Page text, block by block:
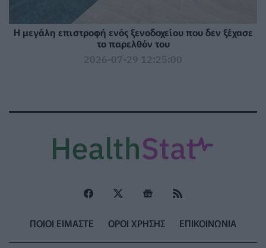
Η μεγάλη επιστροφή ενός ξενοδοχείου που δεν ξέχασε
το παρελθόν του
2026-07-29 12:25:00
ΠΟΙΟΙ ΕΙΜΑΣΤΕ ΟΡΟΙ ΧΡΗΣΗΣ ΕΠΙΚΟΙΝΩΝΙΑ